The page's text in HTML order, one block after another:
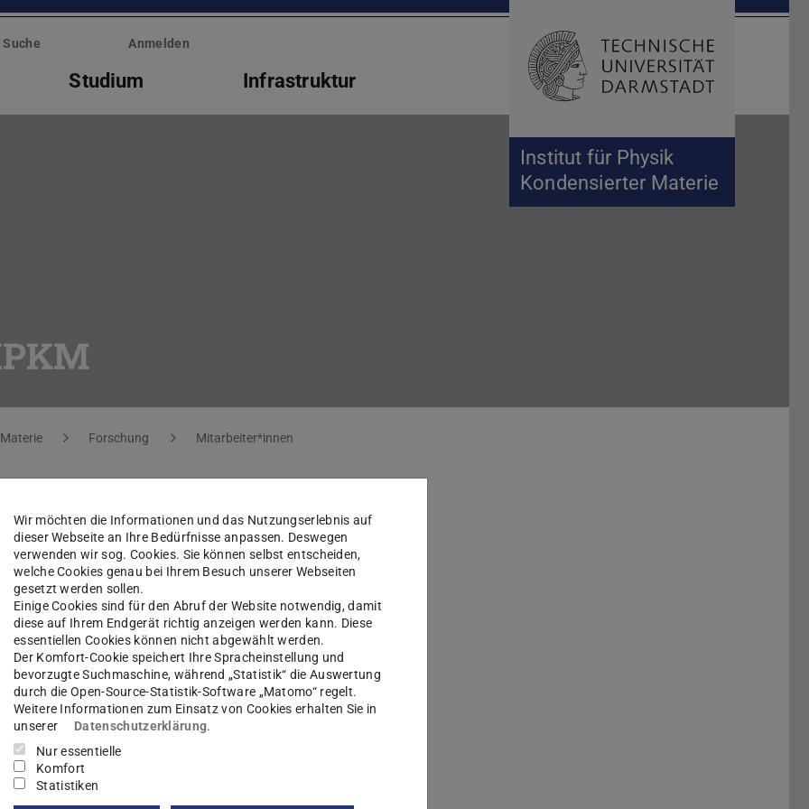
Institut für Physik
Kondensierter Materie
Suche Anmelden
Studium Infrastruktur Suche öffnen
Forschung Mitarbeiter*innen
Daria Markina
...
16-21213
153
Wir möchten die Informationen und das Nutzungserlebnis auf
dieser Webseite an Ihre Bedürfnisse anpassen. Deswegen
verwenden wir sog. Cookies. Sie können selbst entscheiden,
welche Cookies genau bei Ihrem Besuch unserer Webseiten
gesetzt werden sollen.
Einige Cookies sind für den Abruf der Website notwendig, damit
diese auf Ihrem Endgerät richtig anzeigen werden kann. Diese
essentiellen Cookies können nicht abgewählt werden.
Der Komfort-Cookie speichert Ihre Spracheinstellung und
bevorzugte Suchmaschine, während „Statistik“ die Auswertung
durch die Open-Source-Statistik-Software „Matomo“ regelt.
Weitere Informationen zum Einsatz von Cookies erhalten Sie in
unserer
Datenschutzerklärung.
Nur essentielle
Komfort
Statistiken